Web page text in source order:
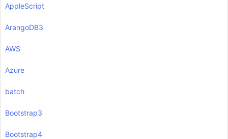
AppleScript
ArangoDB3
AWS
Azure
batch
Bootstrap3
Bootstrap4